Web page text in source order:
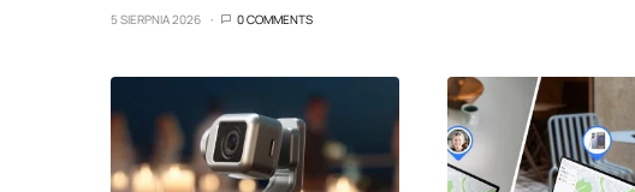
5 SIERPNIA 2026 0 COMMENTS